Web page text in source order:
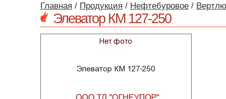
Главная / Продукция / Нефтебуровое /
Элеватор КМ 127-250